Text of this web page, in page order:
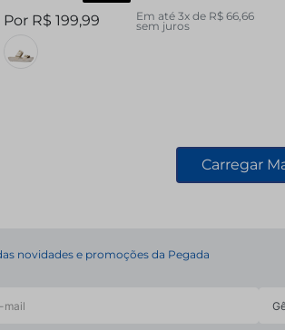
R$ 199,99 Em até 3x de R$ 66 66
sem juros
novidades e promoções da Pegada